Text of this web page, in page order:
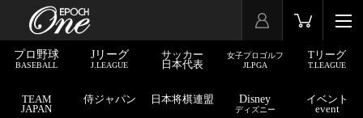
プロ野球
BASEBALL
Jリーグ
J.LEAGUE
サッカー
日本代表
女子プロゴルフ
JLPGA
Tリーグ
T.LEAGUE
TEAM
JAPAN
侍ジャパン 日本将棋連盟 Disney
ディズニー
イベント
event